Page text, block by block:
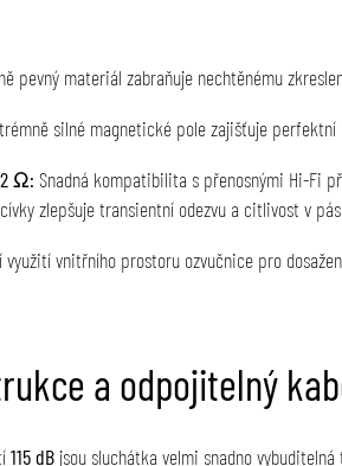
pevný materiál zabraňuje nechtěnému
silné magnetické pole zajišťuje
Ω: Snadná kompatibilita s přenosnými Hi-Fi
zlepšuje transientní odezvu a citlivost v
využití vnitřního prostoru ozvučnice pro
a odpojitelný
115 dB jsou sluchátka velmi snadno